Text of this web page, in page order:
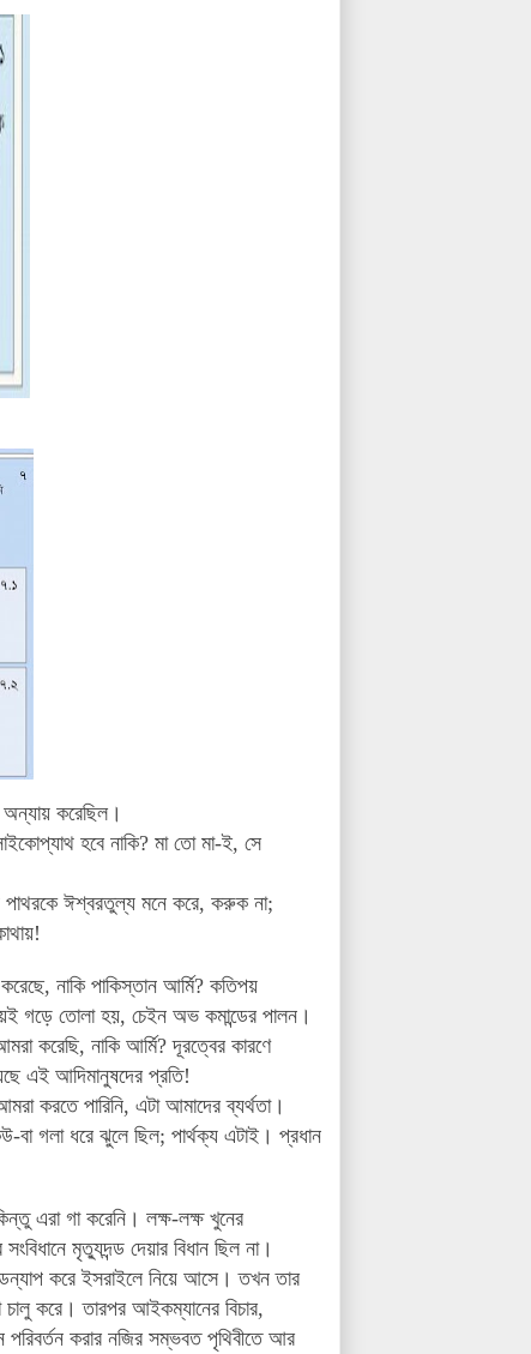
করেছিল।
হবে নাকি? মা তো মা-ই, সে
পাথরকে ঈশ্বরতুল্য মনে করে, করুক না;
নাকি পাকিস্তান আর্মি? কতিপয়
গড়ে তোলা হয়, চেইন অভ কমান্ডের পালন।
করেছি, নাকি আর্মি? দূরত্বের কারণে
এই আদিমানুষদের প্রতি!
করতে পারিনি, এটা আমাদের ব্যর্থতা।
বা গলা ধরে ঝুলে ছিল; পার্থক্য এটাই। প্রধান
এরা গা করেনি। লক্ষ-লক্ষ খুনের
মৃত্যুদন্ড দেয়ার বিধান ছিল না।
করে ইসরাইলে নিয়ে আসে। তখন তার
চালু করে। তারপর আইকম্যানের বিচার,
পরিবর্তন করার নজির সম্ভবত পৃথিবীতে আর